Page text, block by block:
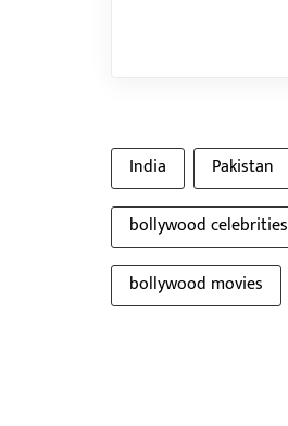
India Pakistan
bollywood celebrities
bollywood movies